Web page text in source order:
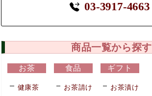
03-3917-4663
商品一覧から探す
お茶
健康茶
食品
お茶請け
ギフト
お茶漬け